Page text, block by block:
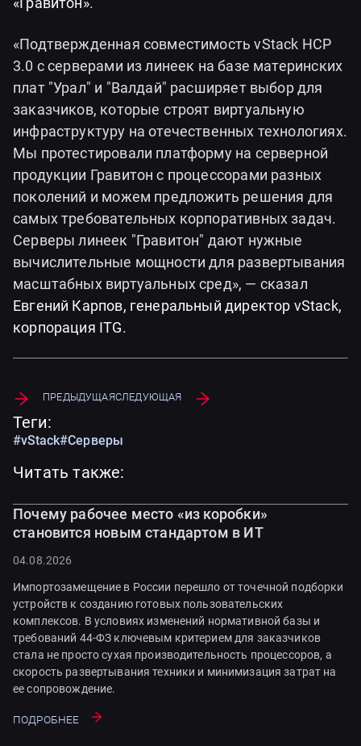
«Подтвержденная совместимость vStack HCP
3.0 с серверами из линеек на базе материнских
плат "Урал" и "Валдай" расширяет выбор для
заказчиков, которые строят виртуальную
инфраструктуру на отечественных технологиях.
Мы протестировали платформу на серверной
продукции Гравитон с процессорами разных
поколений и можем предложить решения для
самых требовательных корпоративных задач.
Серверы линеек "Гравитон" дают нужные
вычислительные мощности для развертывания
масштабных виртуальных сред», — сказал
Евгений Карпов, генеральный директор vStack,
корпорация ITG.
ПредыдущаяСледующая
Теги:
#vStack#Серверы
Читать также:
Почему рабочее место «из коробки»
становится новым стандартом в ИТ
04.08.2026
Импортозамещение в России перешло от точечной подборки
устройств к созданию готовых пользовательских
комплексов. В условиях изменений нормативной базы и
требований 44-ФЗ ключевым критерием для заказчиков
стала не просто сухая производительность процессоров, а
скорость развертывания техники и минимизация затрат на
ее сопровождение.
Подробнее